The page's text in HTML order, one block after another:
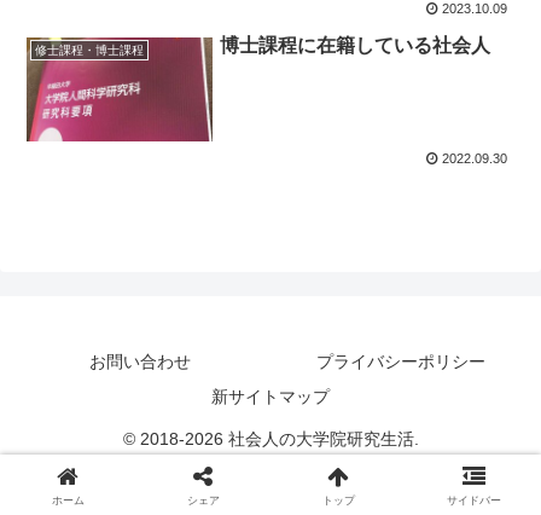
2023.10.09
修士課程・博士課程 博士課程に在籍している社会人
2022.09.30
お問い合わせ
プライバシーポリシー
新サイトマップ
© 2018-2026 社会人の大学院研究生活.
ホーム シェア トップ サイドバー